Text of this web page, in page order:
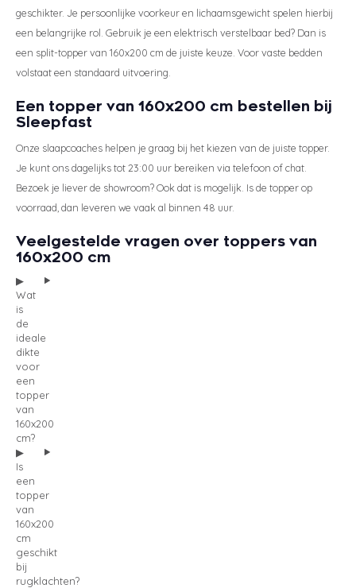
geschikter. Je persoonlijke voorkeur en lichaamsgewicht spelen hierbij
een belangrijke rol. Gebruik je een elektrisch verstelbaar bed? Dan is
een split-topper van 160x200 cm de juiste keuze. Voor vaste bedden
volstaat een standaard uitvoering.
Een topper van 160x200 cm bestellen bij
Sleepfast
Onze slaapcoaches helpen je graag bij het kiezen van de juiste topper.
Je kunt ons dagelijks tot 23:00 uur bereiken via telefoon of chat.
Bezoek je liever de showroom? Ook dat is mogelijk. Is de topper op
voorraad, dan leveren we vaak al binnen 48 uur.
Veelgestelde vragen over toppers van
160x200 cm
Wat
is
de
ideale
dikte
voor
een
topper
van
160x200
cm?
Is
een
topper
van
160x200
cm
geschikt
bij
rugklachten?